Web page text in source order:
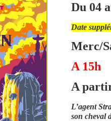
Du 04
Date
Merc/
A 15h
A
L’agent
son cheval